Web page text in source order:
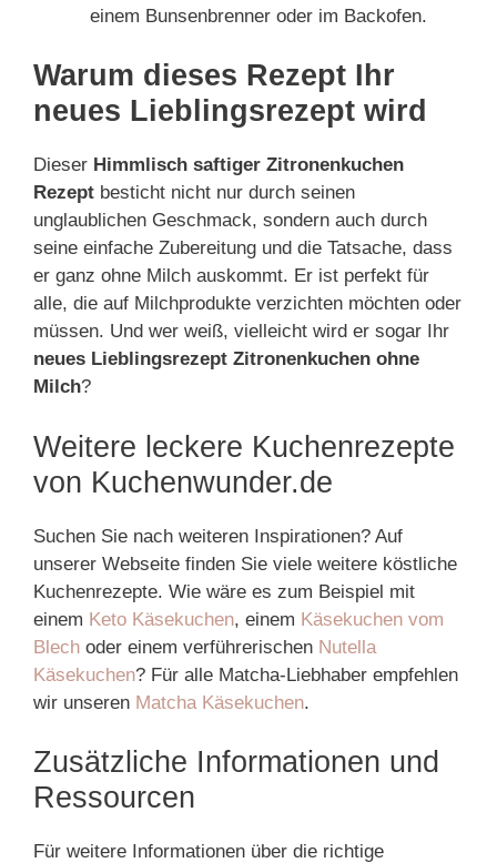
einem Bunsenbrenner oder im Backofen.
Warum dieses Rezept Ihr
neues Lieblingsrezept wird
Dieser Himmlisch saftiger Zitronenkuchen
Rezept besticht nicht nur durch seinen
unglaublichen Geschmack, sondern auch durch
seine einfache Zubereitung und die Tatsache, dass
er ganz ohne Milch auskommt. Er ist perfekt für
alle, die auf Milchprodukte verzichten möchten oder
müssen. Und wer weiß, vielleicht wird er sogar Ihr
neues Lieblingsrezept Zitronenkuchen ohne
Milch?
Weitere leckere Kuchenrezepte
von Kuchenwunder.de
Suchen Sie nach weiteren Inspirationen? Auf
unserer Webseite finden Sie viele weitere köstliche
Kuchenrezepte. Wie wäre es zum Beispiel mit
einem Keto Käsekuchen, einem Käsekuchen vom
Blech oder einem verführerischen Nutella
Käsekuchen? Für alle Matcha-Liebhaber empfehlen
wir unseren Matcha Käsekuchen.
Zusätzliche Informationen und
Ressourcen
Für weitere Informationen über die richtige